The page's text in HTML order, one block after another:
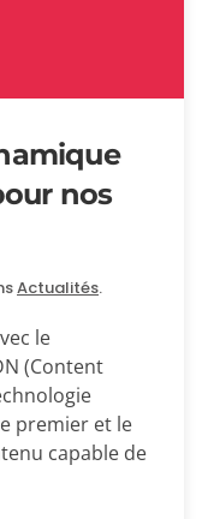
nos
Actualités.
le
(Content
premier et le
capable de